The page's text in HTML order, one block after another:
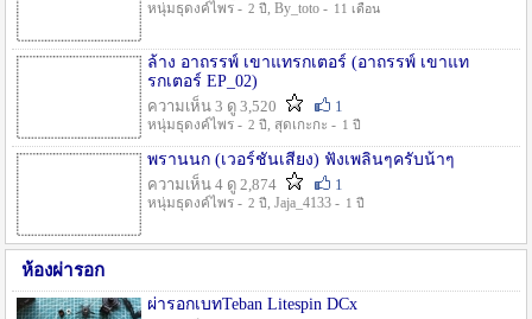
หนุ่มธุดงค์ไพร - 2 ปี , By_toto - 11 เดือน
ล้าง อาถรรพ์ เขาแทรกเตอร์ (อาถรรพ์ เขาแท
รกเตอร์ EP_02)
ความเห็น 3 ดู 3,520
1
หนุ่มธุดงค์ไพร - 2 ปี , สุดเกะกะ - 1 ปี
พรานนก (เวอร์ชั่นเสียง) ฟังเพลินๆครับน้าๆ
ความเห็น 4 ดู 2,874
1
หนุ่มธุดงค์ไพร - 2 ปี , Jaja_4133 - 1 ปี
ห้องผ่ารอก
ผ่ารอกเบทTeban Litespin DCx